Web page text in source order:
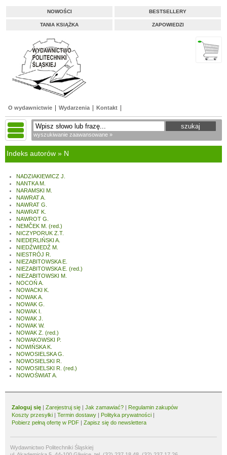
NOWOŚCI BESTSELLERY
TANIA KSIĄŻKA ZAPOWIEDZI
O wydawnictwie Wydarzenia Kontakt
wyszukiwanie zaawansowane »
Indeks autorów » N
NADZIAKIEWICZ J.
NANTKA M.
NARAMSKI M.
NAWRAT A.
NAWRAT G.
NAWRAT K.
NAWROT G.
NEMČEK M. (red.)
NICZYPORUK Z.T.
NIEDERLIŃSKI A.
NIEDŹWIEDŹ M.
NIESTRÓJ R.
NIEZABITOWSKA E.
NIEZABITOWSKA E. (red.)
NIEZABITOWSKI M.
NOCOŃ A.
NOWACKI K.
NOWAK A.
NOWAK G.
NOWAK I.
NOWAK J.
NOWAK W.
NOWAK Z. (red.)
NOWAKOWSKI P.
NOWIŃSKA K.
NOWOSIELSKA G.
NOWOSIELSKI R.
NOWOSIELSKI R. (red.)
NOWOŚWIAT A.
Zaloguj się | Zarejestruj się | Jak zamawiać? | Regulamin zakupów
Koszty przesyłki | Termin dostawy | Polityka prywatności |
Pobierz pełną ofertę w PDF | Zapisz się do newslettera
Wydawnictwo Politechniki Śląskiej